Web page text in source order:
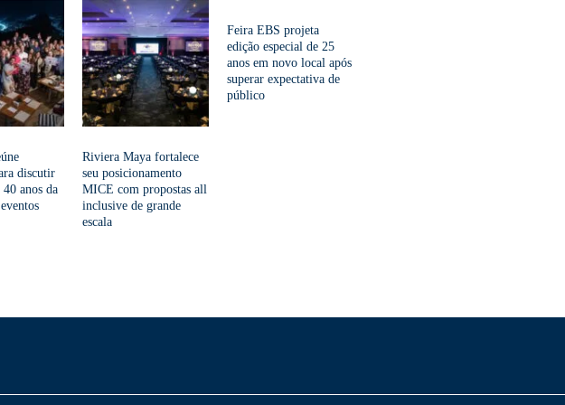
discutir
anos da
Riviera Maya fortalece
seu posicionamento
MICE com propostas all
inclusive de grande
escala
Feira EBS projeta
edição especial de 25
anos em novo local após
superar expectativa de
público